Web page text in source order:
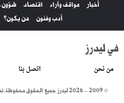
أخبار مواقف وآراء اقتصاد شؤون
أدب وفنون
من يكون؟
في ليدرز
من نحن اتصل بنا
© 2009 - 2026 ليدرز جميع الحقوق محفوظة.